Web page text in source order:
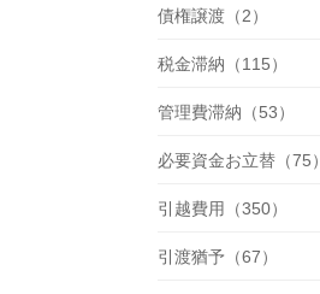
債権譲渡（2）
税金滞納（115）
管理費滞納（53）
必要資金お立替（75）
引越費用（350）
引渡猶予（67）